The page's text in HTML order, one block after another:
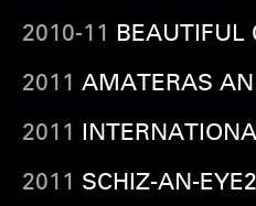
2010-11
2011 AMATERAS
2011
2011 SCHIZ-AN-